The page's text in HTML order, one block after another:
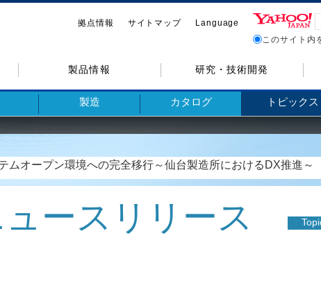
拠点情報 サイトマップ
Language
このサイト内
製品情報 研究・技術開発
製造 カタログ トピックス
ムオープン環境への完全移行～仙台製造所におけるDX推進～
ュースリリース